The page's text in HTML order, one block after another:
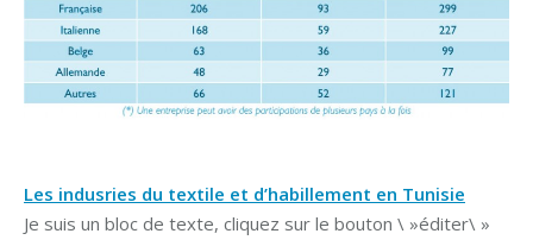
Les indusries du textile et d’habillement en Tunisie
Je suis un bloc de texte, cliquez sur le bouton \ »éditer\ »